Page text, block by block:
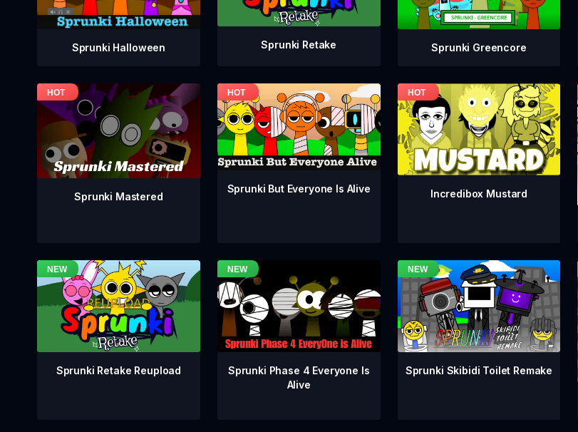
Sprunki Halloween Sprunki Retake Sprunki Greencore
Sprunki Mastered
Sprunki But Everyone Is Alive Incredibox Mustard
Sprunki Retake Reupload
Sprunki Phase 4 Everyone Is
Alive
Sprunki Skibidi Toilet Remake